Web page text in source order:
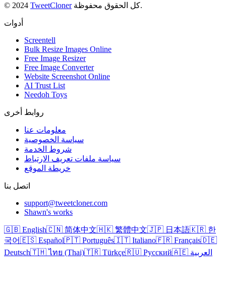
© 2024 TweetCloner كل الحقوق محفوظة.
أدوات
Screentell
Bulk Resize Images Online
Free Image Resizer
Free Image Converter
Website Screenshot Online
AI Trust List
Needoh Toys
روابط أخرى
معلومات عنا
سياسة الخصوصية
شروط الخدمة
سياسة ملفات تعريف الارتباط
خريطة الموقع
اتصل بنا
support@tweetcloner.com
Shawn's works
🇬🇧 English🇨🇳 简体中文🇭🇰 繁體中文🇯🇵 日本語🇰🇷 한
국어🇪🇸 Español🇵🇹 Português🇮🇹 Italiano🇫🇷 Français🇩🇪
Deutsch🇹🇭 ไทย (Thai)🇹🇷 Türkçe🇷🇺 Русский 🇦🇪 العربية